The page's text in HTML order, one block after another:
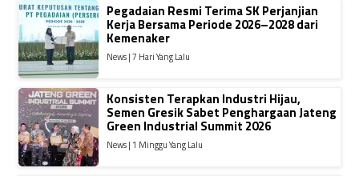
Pegadaian Resmi Terima SK Perjanjian
Kerja Bersama Periode 2026–2028 dari
Kemenaker
News | 7 Hari Yang Lalu
Konsisten Terapkan Industri Hijau,
Semen Gresik Sabet Penghargaan Jateng
Green Industrial Summit 2026
News | 1 Minggu Yang Lalu